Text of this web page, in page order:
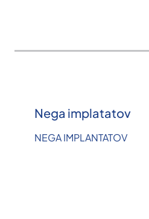
Nega implatatov
NEGA IMPLANTATOV